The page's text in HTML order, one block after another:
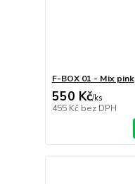
F-BOX 01 - Mix pink
550 Kč/ks
455 Kč bez DPH